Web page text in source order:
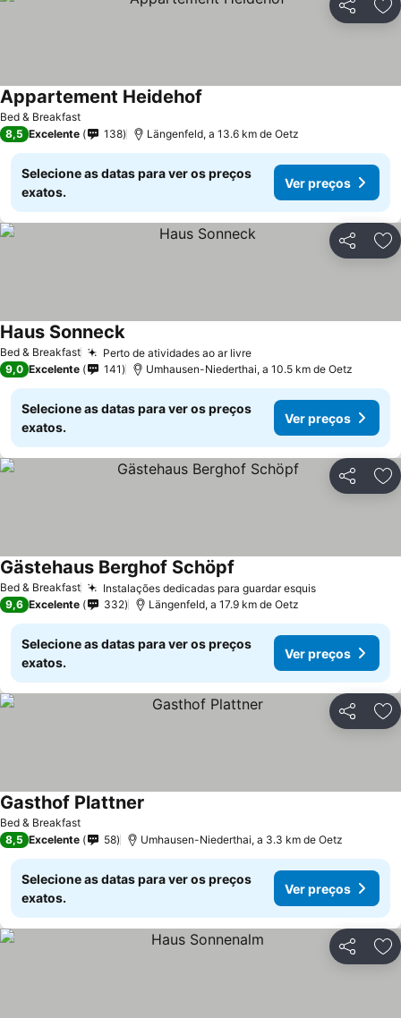
Partilhar
Bed & Breakfast
Appartement Heidehof
8,5 Excelente 138 Längenfeld, a 13.6 km de Oetz
Selecione as datas para ver os preços
exatos.
Ver preços
Partilhar
Bed & Breakfast Perto de atividades ao ar livre
Haus Sonneck
9,0 Excelente 141 Umhausen-Niederthai, a 10.5 km de Oetz
Selecione as datas para ver os preços
exatos.
Ver preços
Partilhar
Bed & Breakfast Instalações dedicadas para guardar esquis
Gästehaus Berghof Schöpf
9,6 Excelente 332 Längenfeld, a 17.9 km de Oetz
Selecione as datas para ver os preços
exatos.
Ver preços
Partilhar
Bed & Breakfast
Gasthof Plattner
8,5 Excelente 58 Umhausen-Niederthai, a 3.3 km de Oetz
Selecione as datas para ver os preços
exatos.
Ver preços
Partilhar